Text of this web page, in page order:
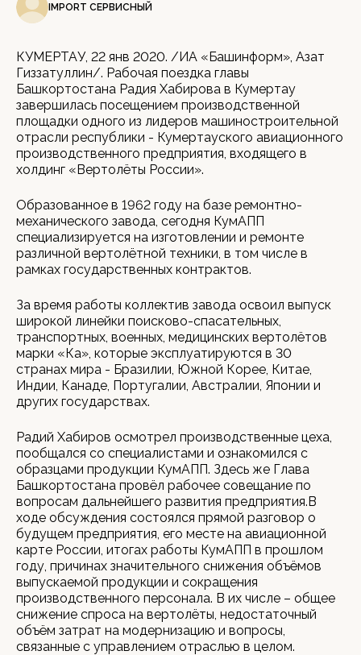
IMPORT СЕРВИСНЫЙ
КУМЕРТАУ, 22 янв 2020. /ИА «Башинформ», Азат
Гиззатуллин/. Рабочая поездка главы
Башкортостана Радия Хабирова в Кумертау
завершилась посещением производственной
площадки одного из лидеров машиностроительной
отрасли республики - Кумертауского авиационного
производственного предприятия, входящего в
холдинг «Вертолёты России».
Образованное в 1962 году на базе ремонтно-
механического завода, сегодня КумАПП
специализируется на изготовлении и ремонте
различной вертолётной техники, в том числе в
рамках государственных контрактов.
За время работы коллектив завода освоил выпуск
широкой линейки поисково-спасательных,
транспортных, военных, медицинских вертолётов
марки «Ка», которые эксплуатируются в 30
странах мира - Бразилии, Южной Корее, Китае,
Индии, Канаде, Португалии, Австралии, Японии и
других государствах.
Радий Хабиров осмотрел производственные цеха,
пообщался со специалистами и ознакомился с
образцами продукции КумАПП. Здесь же Глава
Башкортостана провёл рабочее совещание по
вопросам дальнейшего развития предприятия.В
ходе обсуждения состоялся прямой разговор о
будущем предприятия, его месте на авиационной
карте России, итогах работы КумАПП в прошлом
году, причинах значительного снижения объёмов
выпускаемой продукции и сокращения
производственного персонала. В их числе – общее
снижение спроса на вертолёты, недостаточный
объём затрат на модернизацию и вопросы,
связанные с управлением отраслью в целом.